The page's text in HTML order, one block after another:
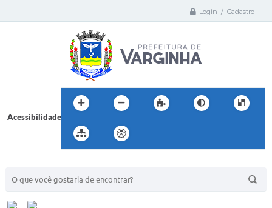
Login / Cadastro
Acessibilidade